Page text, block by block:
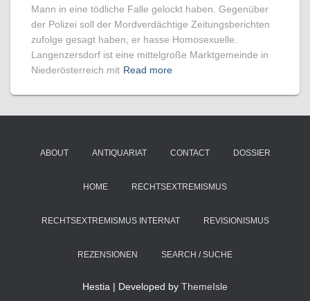
Mann in eine tödliche Falle gelockt haben. Gegenüber
der Polizei soll der Mordverdächtige Zeitungsberichten
zufolge gesagt haben, er hasse Homosexuelle.
Langenzersdorf ist eine mittelgroße Marktgemeinde in
Niederösterreich mit Read more
ABOUT ANTIQUARIAT CONTACT DOSSIER
HOME RECHTSEXTREMISMUS
RECHTSEXTREMISMUS INTERNAT REVISIONISMUS
REZENSIONEN SEARCH / SUCHE
Hestia | Developed by ThemeIsle